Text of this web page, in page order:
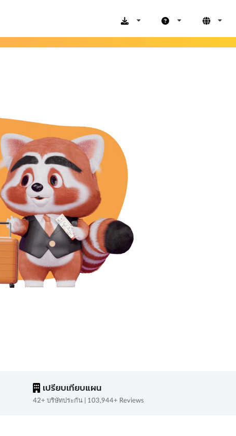
เปรียบเทียบแผน
42+ บริษัทประกัน | 103,944+ Reviews